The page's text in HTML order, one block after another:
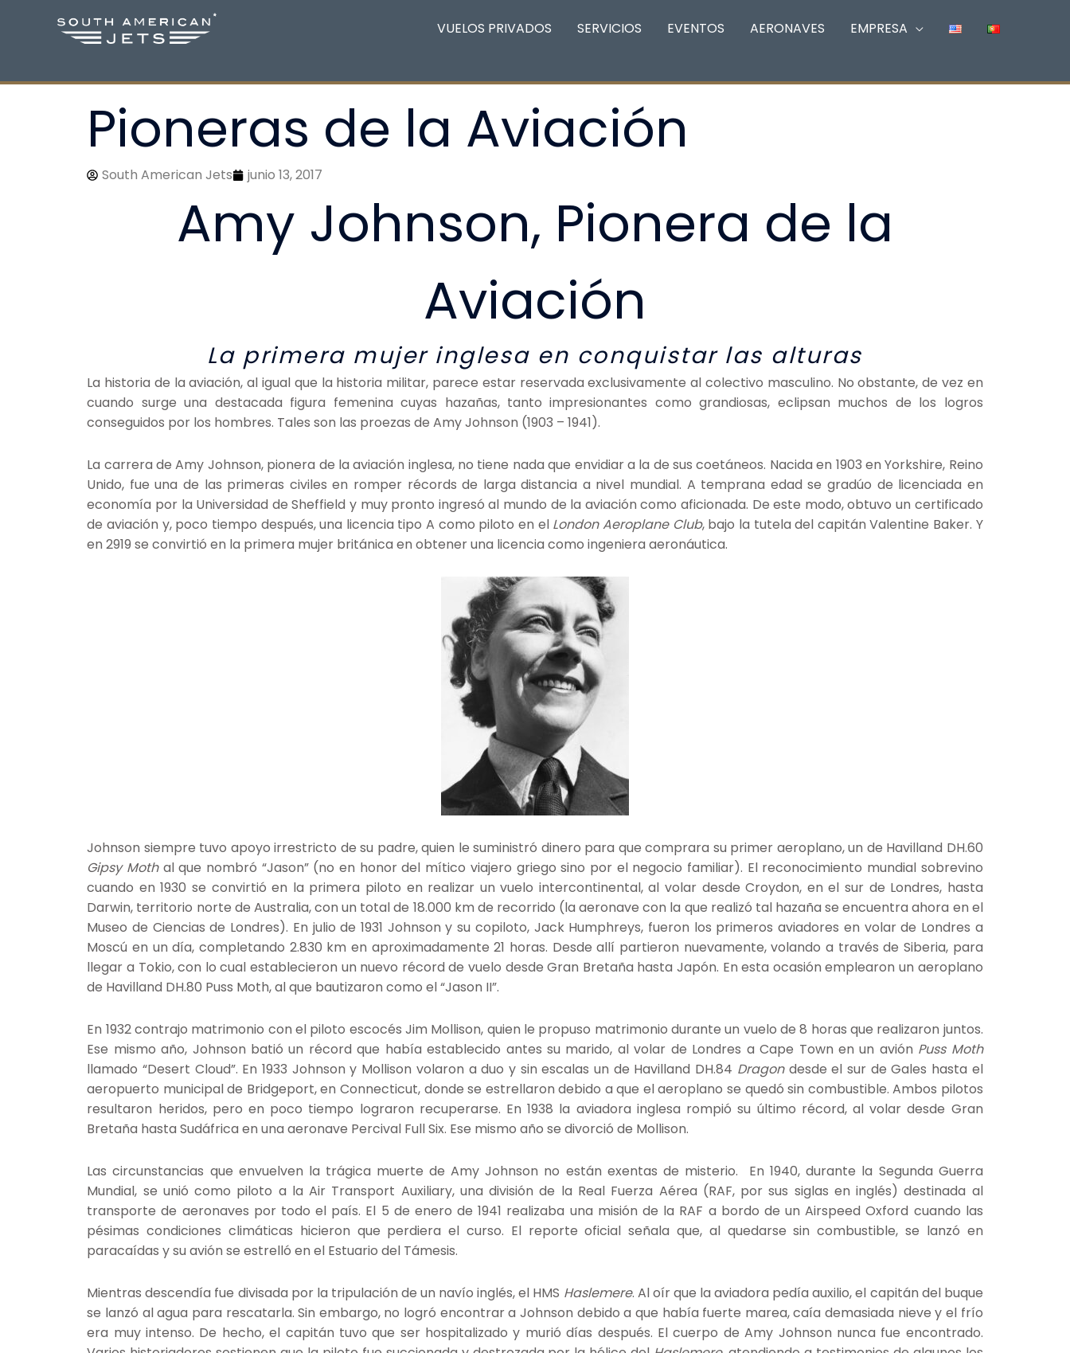
VUELOS PRIVADOS SERVICIOS EVENTOS AERONAVES EMPRESA
Pioneras de la Aviación
South American Jets junio 13, 2017
Amy Johnson, Pionera de la
Aviación
La primera mujer inglesa en conquistar las alturas
La historia de la aviación, al igual que la historia militar, parece estar reservada exclusivamente al colectivo masculino. No obstante, de vez en
cuando surge una destacada figura femenina cuyas hazañas, tanto impresionantes como grandiosas, eclipsan muchos de los logros
conseguidos por los hombres. Tales son las proezas de Amy Johnson (1903 – 1941).
La carrera de Amy Johnson, pionera de la aviación inglesa, no tiene nada que envidiar a la de sus coetáneos. Nacida en 1903 en Yorkshire, Reino
Unido, fue una de las primeras civiles en romper récords de larga distancia a nivel mundial. A temprana edad se gradúo de licenciada en
economía por la Universidad de Sheffield y muy pronto ingresó al mundo de la aviación como aficionada. De este modo, obtuvo un certificado
de aviación y, poco tiempo después, una licencia tipo A como piloto en el London Aeroplane Club, bajo la tutela del capitán Valentine Baker. Y
en 2919 se convirtió en la primera mujer británica en obtener una licencia como ingeniera aeronáutica.
Johnson siempre tuvo apoyo irrestricto de su padre, quien le suministró dinero para que comprara su primer aeroplano, un de Havilland DH.60
Gipsy Mothal que nombró “Jason” (no en honor del mítico viajero griego sino por el negocio familiar). El reconocimiento mundial sobrevino
cuando en 1930 se convirtió en la primera piloto en realizar un vuelo intercontinental, al volar desde Croydon, en el sur de Londres, hasta
Darwin, territorio norte de Australia, con un total de 18.000 km de recorrido (la aeronave con la que realizó tal hazaña se encuentra ahora en el
Museo de Ciencias de Londres). En julio de 1931 Johnson y su copiloto, Jack Humphreys, fueron los primeros aviadores en volar de Londres a
Moscú en un día, completando 2.830 km en aproximadamente 21 horas. Desde allí partieron nuevamente, volando a través de Siberia, para
llegar a Tokio, con lo cual establecieron un nuevo récord de vuelo desde Gran Bretaña hasta Japón. En esta ocasión emplearon un aeroplano
de Havilland DH.80 Puss Moth, al que bautizaron como el “Jason II”.
En 1932 contrajo matrimonio con el piloto escocés Jim Mollison, quien le propuso matrimonio durante un vuelo de 8 horas que realizaron juntos.
Ese mismo año, Johnson batió un récord que había establecido antes su marido, al volar de Londres a Cape Town en un avión Puss Moth
llamado “Desert Cloud”. En 1933 Johnson y Mollison volaron a duo y sin escalas un de Havilland DH.84 Dragondesde el sur de Gales hasta el
aeropuerto municipal de Bridgeport, en Connecticut, donde se estrellaron debido a que el aeroplano se quedó sin combustible. Ambos pilotos
resultaron heridos, pero en poco tiempo lograron recuperarse. En 1938 la aviadora inglesa rompió su último récord, al volar desde Gran
Bretaña hasta Sudáfrica en una aeronave Percival Full Six. Ese mismo año se divorció de Mollison.
Las circunstancias que envuelven la trágica muerte de Amy Johnson no están exentas de misterio. En 1940, durante la Segunda Guerra
Mundial, se unió como piloto a la Air Transport Auxiliary, una división de la Real Fuerza Aérea (RAF, por sus siglas en inglés) destinada al
transporte de aeronaves por todo el país. El 5 de enero de 1941 realizaba una misión de la RAF a bordo de un Airspeed Oxford cuando las
pésimas condiciones climáticas hicieron que perdiera el curso. El reporte oficial señala que, al quedarse sin combustible, se lanzó en
paracaídas y su avión se estrelló en el Estuario del Támesis.
Mientras descendía fue divisada por la tripulación de un navío inglés, el HMS Haslemere. Al oír que la aviadora pedía auxilio, el capitán del buque
se lanzó al agua para rescatarla. Sin embargo, no logró encontrar a Johnson debido a que había fuerte marea, caía demasiada nieve y el frío
era muy intenso. De hecho, el capitán tuvo que ser hospitalizado y murió días después. El cuerpo de Amy Johnson nunca fue encontrado.